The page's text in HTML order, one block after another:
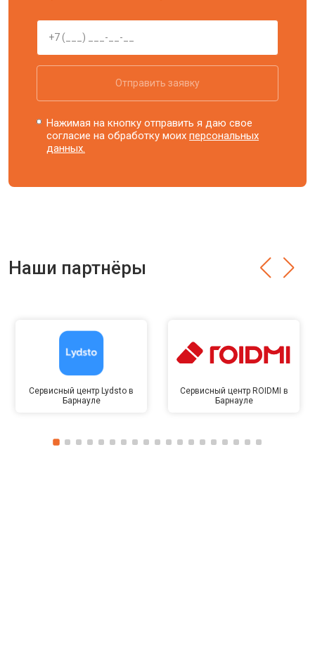
Отправить заявку
Нажимая на кнопку отправить я даю свое
согласие на обработку моихперсональных
данных.
Наши партнёры
Сервисный центр Lydsto в
Барнауле
Сервисный центр ROIDMI в
Барнауле